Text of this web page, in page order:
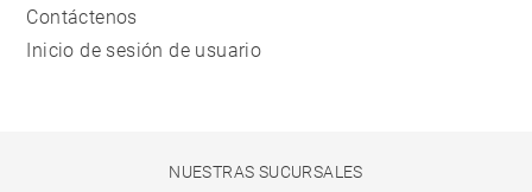
Contáctenos
Inicio de sesión de usuario
NUESTRAS SUCURSALES